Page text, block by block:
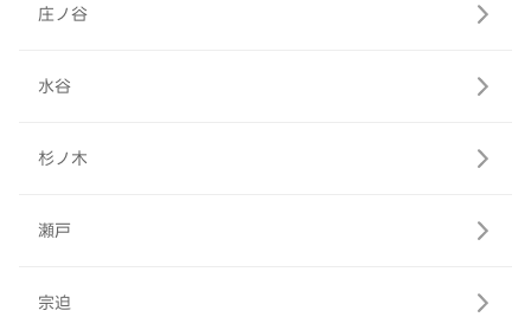
庄ノ谷
水谷
杉ノ木
瀬戸
宗迫